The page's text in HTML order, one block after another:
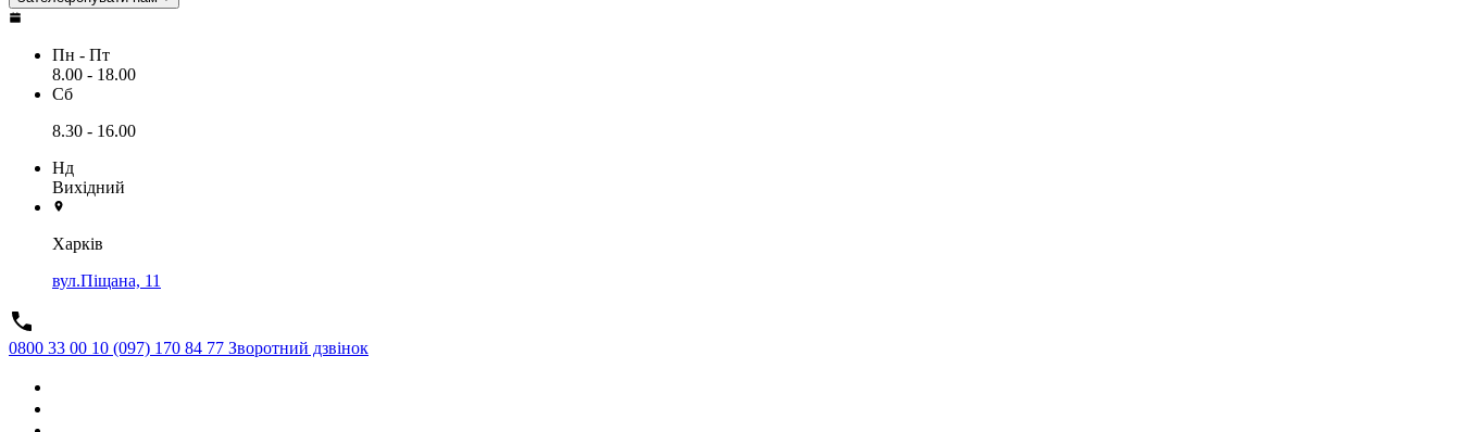
Пн - Пт
8.00 - 18.00
Сб
8.30 - 16.00
Нд
Вихідний
Харків
вул.Піщана, 11
0800 33 00 10 (097) 170 84 77 Зворотний дзвінок